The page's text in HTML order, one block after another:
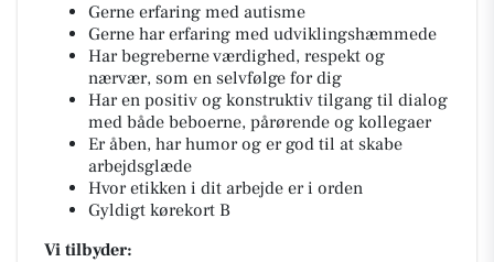
Gerne erfaring med autisme
Gerne har erfaring med udviklingshæmmede
Har begreberne værdighed, respekt og
nærvær, som en selvfølge for dig
Har en positiv og konstruktiv tilgang til dialog
med både beboerne, pårørende og kollegaer
Er åben, har humor og er god til at skabe
arbejdsglæde
Hvor etikken i dit arbejde er i orden
Gyldigt kørekort B
Vi tilbyder: